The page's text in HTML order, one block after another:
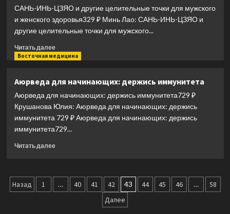
Современное
руководство
по
древнему
искусству
«войны»
САНЬ-ИНЬ-ЦЗЯО и другие целительные точки для мужского
и женского здоровья329 ₽ Минь Лао: САНЬ-ИНЬ-ЦЗЯО и
другие целительные точки для мужского...
Читать далееПрочитать
больше
ИНЬ-
ЦЗЯО
и
другие
целительные
точки
для
здоровья
Восточная медицина
Аюрведа для начинающих: держись иммунитета
Аюрведа для начинающих: держись иммунитета729 ₽
Крушанова Юлия: Аюрведа для начинающих: держись
иммунитета 729 ₽ Аюрведа для начинающих: держись
иммунитета729...
Читать далееПрочитать
начинающих:
Пагинация
Назад 1 … 40 41 42 43 44 45 46 …
58
Далее